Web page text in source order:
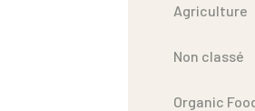
Agriculture
Non classé
Organic